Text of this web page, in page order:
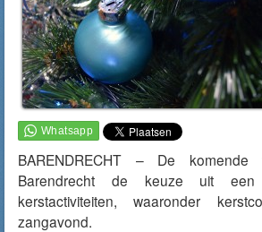
BARENDRECHT – De
Barendrecht de keuze uit een
kerstactiviteiten, waaronder
zangavond.